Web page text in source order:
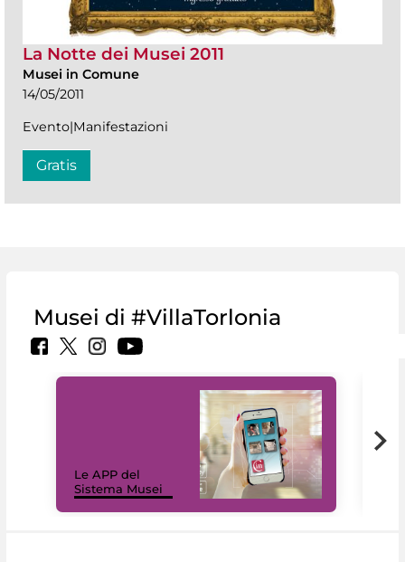
La Notte dei Musei 2011
Musei in Comune
14/05/2011
Evento|Manifestazioni
Gratis
Musei di #VillaTorlonia
Le APP del
Sistema Musei